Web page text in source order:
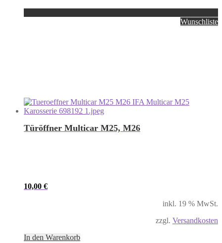
Wunschliste
Türöffner Multicar M25, M26
10,00 €
inkl. 19 % MwSt.
zzgl. Versandkosten
In den Warenkorb